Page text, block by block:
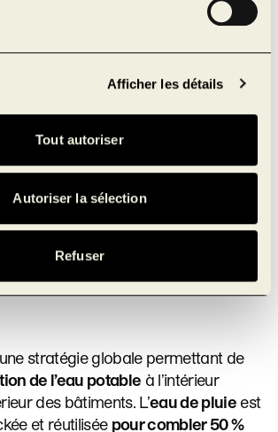
Afficher les détails
Tout autoriser
Autoriser la sélection
Refuser
de la ressource
stratégie globale permettant de
de l’eau potable à l’intérieur
des bâtiments. L’eau de pluieest
et réutilisée pour combler 50 %